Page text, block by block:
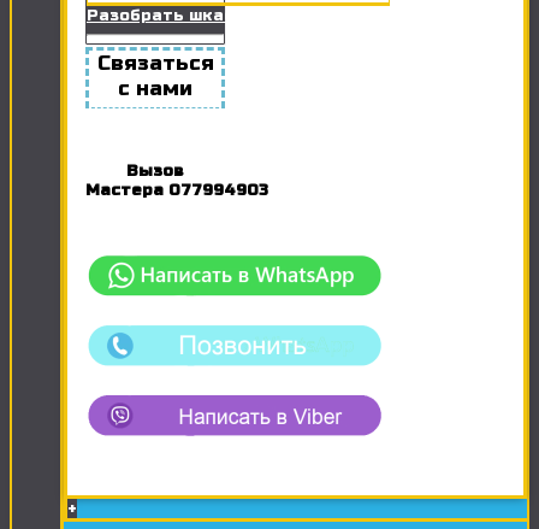
Разобрать шкаф
Связаться
с нами
Вызов
Мастера 077994903
+